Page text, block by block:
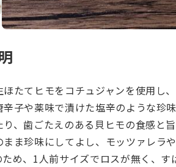
たてヒモをコチュジャンを使用し
辛子や薬味で漬けた塩辛のような珍
り、歯ごたえのある貝ヒモの食感と
まま珍味にしてよし、モッツァレラ
め、1人前サイズでロスが無く、す